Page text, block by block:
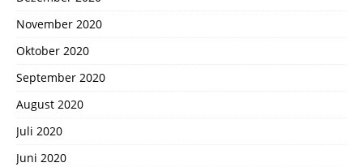
November 2020
Oktober 2020
September 2020
August 2020
Juli 2020
Juni 2020